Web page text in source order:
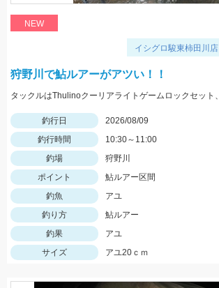
NEW
イシグロ駿東柿田川店
狩野川で鮎ルアーがアツい！！
釣行日
2026/08/09
釣行時間
10:30～11:00
釣場
狩野川
ポイント
鮎ルアー区間
釣魚
アユ
釣り方
鮎ルアー
釣果
アユ
サイズ
アユ20ｃｍ